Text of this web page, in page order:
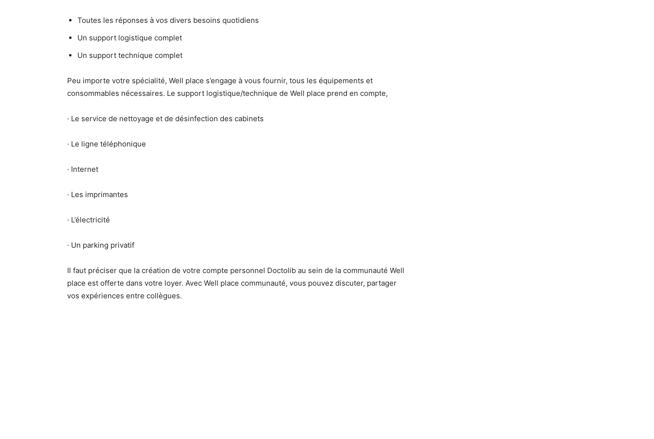
Toutes les réponses à vos divers besoins quotidiens
Un support logistique complet
Un support technique complet
Peu importe votre spécialité, Well place s’engage à vous fournir, tous les équipements et
consommables nécessaires. Le support logistique/technique de Well place prend en compte,
· Le service de nettoyage et de désinfection des cabinets
· Le ligne téléphonique
· Internet
· Les imprimantes
· L’électricité
· Un parking privatif
Il faut préciser que la création de votre compte personnel Doctolib au sein de la communauté Well
place est offerte dans votre loyer. Avec Well place communauté, vous pouvez discuter, partager
vos expériences entre collègues.